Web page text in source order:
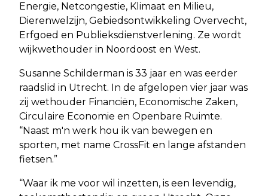
Energie, Netcongestie, Klimaat en Milieu,
Dierenwelzijn, Gebiedsontwikkeling Overvecht,
Erfgoed en Publieksdienstverlening. Ze wordt
wijkwethouder in Noordoost en West.
Susanne Schilderman is 33 jaar en was eerder
raadslid in Utrecht. In de afgelopen vier jaar was
zij wethouder Financiën, Economische Zaken,
Circulaire Economie en Openbare Ruimte.
“Naast m'n werk hou ik van bewegen en
sporten, met name CrossFit en lange afstanden
fietsen.”
“Waar ik me voor wil inzetten, is een levendig,